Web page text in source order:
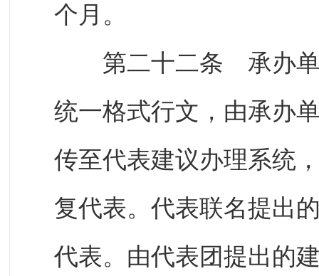
个月。
第二十二条 承办单
统一格式行文，由承办
传至代表建议办理系统
复代表。代表联名提出
代表。由代表团提出的